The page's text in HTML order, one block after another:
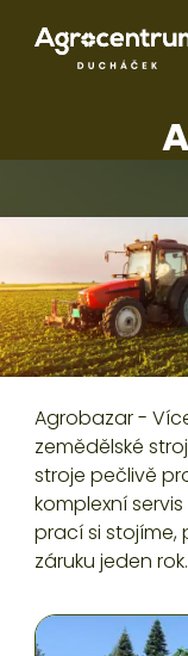
Kategorie
Naše
Agrobazar -
zemědělské
stroje pečlivě
komplexní
prací si
záruku jeden rok.